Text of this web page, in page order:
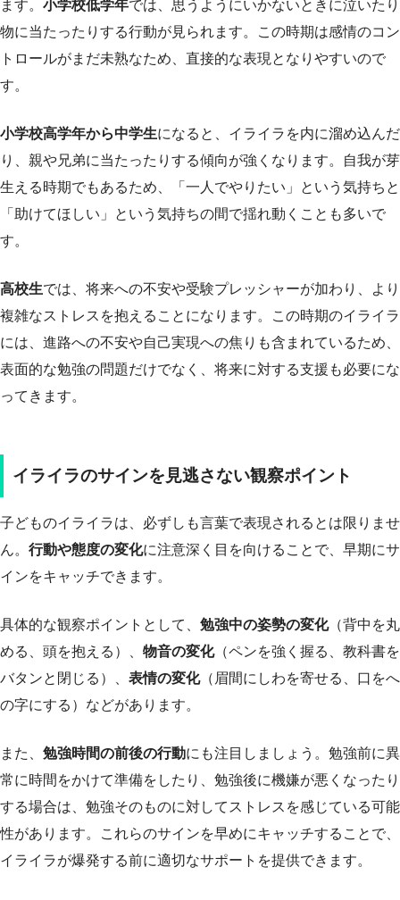
ます。 小学校低学年では、思うようにいかないときに泣いたり
物に当たったりする行動が見られます。この時期は感情のコン
トロールがまだ未熟なため、直接的な表現となりやすいので
す。
小学校高学年から中学生になると、イライラを内に溜め込んだ
り、親や兄弟に当たったりする傾向が強くなります。自我が芽
生える時期でもあるため、「一人でやりたい」という気持ちと
「助けてほしい」という気持ちの間で揺れ動くことも多いで
す。
高校生では、将来への不安や受験プレッシャーが加わり、より
複雑なストレスを抱えることになります。この時期のイライラ
には、進路への不安や自己実現への焦りも含まれているため、
表面的な勉強の問題だけでなく、将来に対する支援も必要にな
ってきます。
イライラのサインを見逃さない観察ポイント
子どものイライラは、必ずしも言葉で表現されるとは限りませ
ん。 行動や態度の変化に注意深く目を向けることで、早期にサ
インをキャッチできます。
具体的な観察ポイントとして、 勉強中の姿勢の変化（背中を丸
める、頭を抱える）、 物音の変化（ペンを強く握る、教科書を
バタンと閉じる）、 表情の変化（眉間にしわを寄せる、口をへ
の字にする）などがあります。
また、 勉強時間の前後の行動にも注目しましょう。勉強前に異
常に時間をかけて準備をしたり、勉強後に機嫌が悪くなったり
する場合は、勉強そのものに対してストレスを感じている可能
性があります。これらのサインを早めにキャッチすることで、
イライラが爆発する前に適切なサポートを提供できます。